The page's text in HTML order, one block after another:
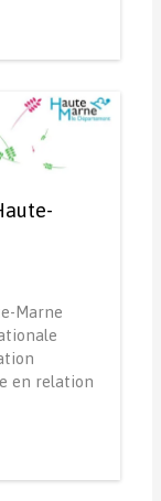
Marne
en relation